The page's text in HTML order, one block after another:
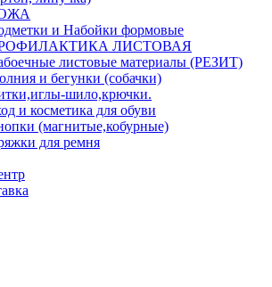
и Набойки формовые
ЛИСТОВАЯ
листовые материалы (РЕЗИТ)
и бегунки (собачки)
шило,крючки.
и косметика для обуви
(магнитые,кобурные)
для ремня